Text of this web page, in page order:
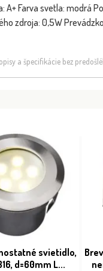
Farva svetla: modrá
zdroja: 0,5W
a špecifikácie bez
svietidlo,
d=60mm L...